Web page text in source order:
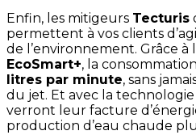
Enfin, les mitigeurs Tecturis
permettent à vos clients
de l’environnement. Grâce à
EcoSmart+, la
litres par minute, sans
du jet. Et avec la technologie
verront leur facture
production d’eau chaude